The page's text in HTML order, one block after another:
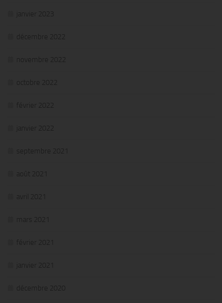
janvier 2023
décembre 2022
novembre 2022
octobre 2022
février 2022
janvier 2022
septembre 2021
août 2021
avril 2021
mars 2021
février 2021
janvier 2021
décembre 2020